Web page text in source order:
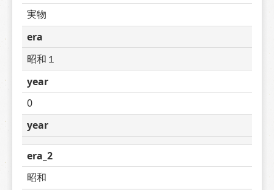
実物
era
昭和１
year
0
year
era_2
昭和